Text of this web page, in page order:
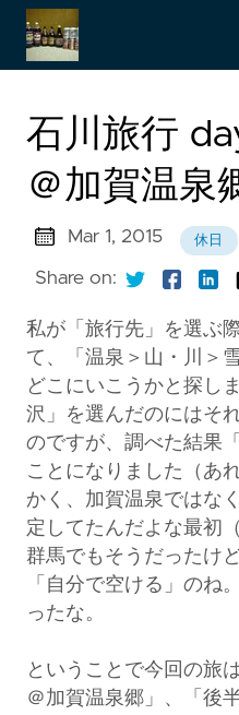
石川旅行
＠加賀温泉
Mar 1, 2015 休日
Share on:
私が「旅行先」を選ぶ
て、「温泉＞山・川＞
どこにいこうかと探し
沢」を選んだのにはそ
のですが、調べた結果
ことになりました（あ
かく、加賀温泉ではな
定してたんだよな最初
群馬でもそうだったけ
「自分で空ける」のね
ったな。
ということで今回の旅
＠加賀温泉郷」、「後